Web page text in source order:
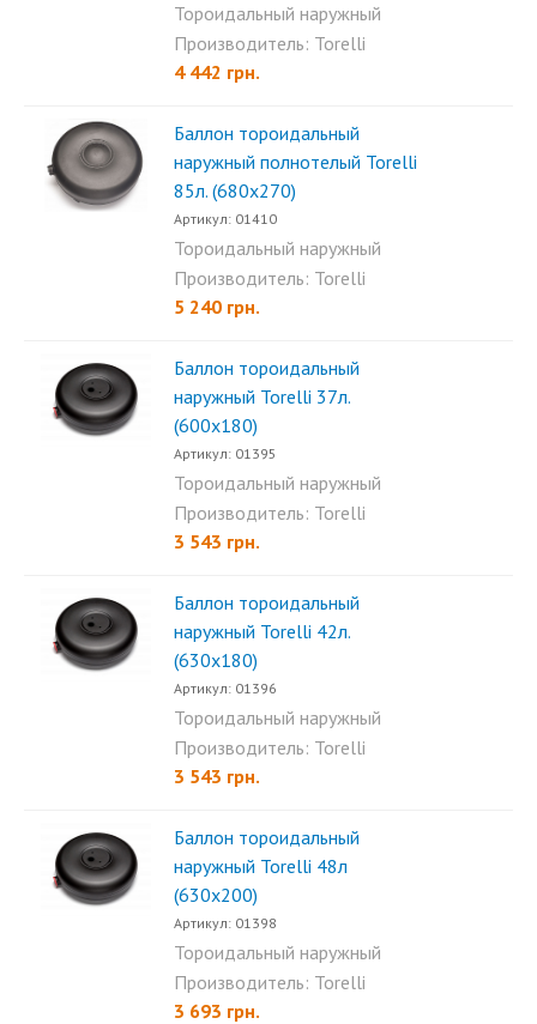
Тороидальный наружный
полнотелый баллон Torelli...
Производитель: Torelli
4 442 грн.
Баллон тороидальный
наружный полнотелый Torelli
85л. (680х270)
Артикул: 01410
Тороидальный наружный
полнотелый баллон Torelli...
Производитель: Torelli
5 240 грн.
Баллон тороидальный
наружный Torelli 37л.
(600х180)
Артикул: 01395
Тороидальный наружный
баллон Torelli 37л (600х180)...
Производитель: Torelli
3 543 грн.
Баллон тороидальный
наружный Torelli 42л.
(630х180)
Артикул: 01396
Тороидальный наружный
баллон Torelli 42л (630x180)...
Производитель: Torelli
3 543 грн.
Баллон тороидальный
наружный Torelli 48л
(630х200)
Артикул: 01398
Тороидальный наружный
баллон Torelli 48л (630x200)...
Производитель: Torelli
3 693 грн.